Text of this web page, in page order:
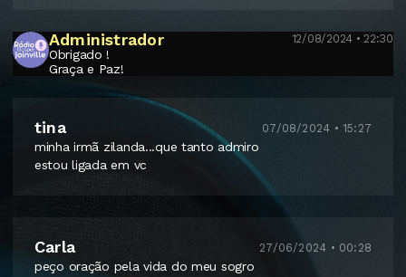
Administrador 12/08/2024 • 22:30
Obrigado !
Graça e Paz!
tina 07/08/2024 • 15:27
minha irmã zilanda...que tanto admiro
estou ligada em vc
Carla 27/06/2024 • 00:28
peço oração pela vida do meu sogro